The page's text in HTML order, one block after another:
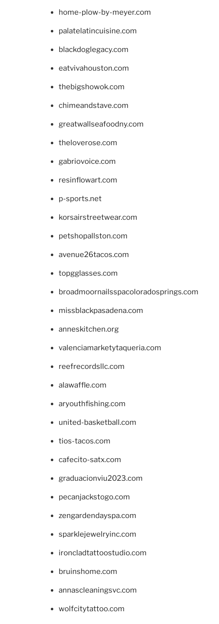
home-plow-by-meyer.com
palatelatincuisine.com
blackdoglegacy.com
eatvivahouston.com
thebigshowok.com
chimeandstave.com
greatwallseafoodny.com
theloverose.com
gabriovoice.com
resinflowart.com
p-sports.net
korsairstreetwear.com
petshopallston.com
avenue26tacos.com
topgglasses.com
broadmoornailsspacoloradosprings.com
missblackpasadena.com
anneskitchen.org
valenciamarketytaqueria.com
reefrecordsllc.com
alawaffle.com
aryouthfishing.com
united-basketball.com
tios-tacos.com
cafecito-satx.com
graduacionviu2023.com
pecanjackstogo.com
zengardendayspa.com
sparklejewelryinc.com
ironcladtattoostudio.com
bruinshome.com
annascleaningsvc.com
wolfcitytattoo.com